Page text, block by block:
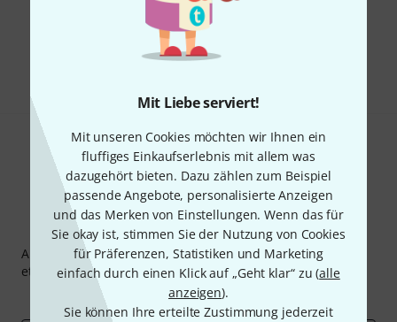
Mit Liebe serviert!
Mit unseren Cookies möchten wir Ihnen ein
fluffiges Einkaufserlebnis mit allem was
dazugehört bieten. Dazu zählen zum Beispiel
passende Angebote, personalisierte Anzeigen
und das Merken von Einstellungen. Wenn das für
Sie okay ist, stimmen Sie der Nutzung von Cookies
für Präferenzen, Statistiken und Marketing
einfach durch einen Klick auf „Geht klar“ zu (alle
anzeigen).
Sie können Ihre erteilte Zustimmung jederzeit
Gefällt Ihnen, was Sie sehen?
Teilen Hilfe & Feedback
Thomann Newsletter
Abonniere den Thomann Newsletter und gewinne mit
etwas Glück einen von50 Gutscheinenüber jeweils50€
Inspirierende Beiträge
Deals